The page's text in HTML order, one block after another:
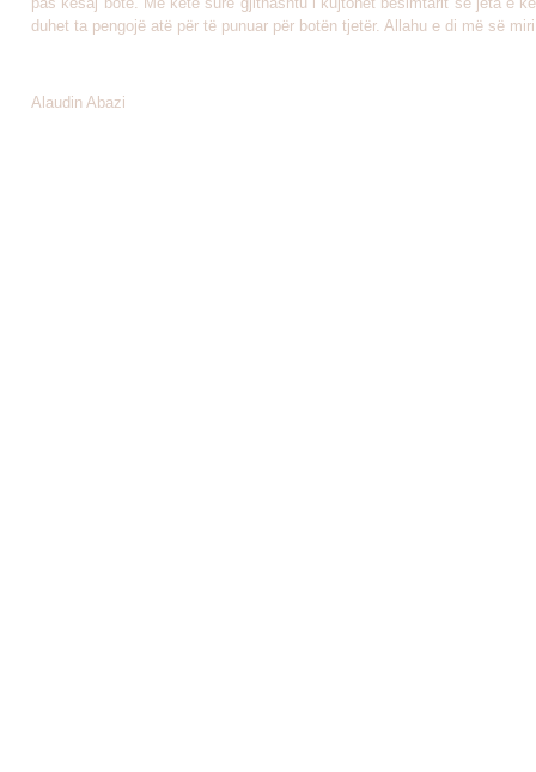
duhet ta pengojë atë për të punuar për botën tjetër. Allahu e di më së
Alaudin Abazi